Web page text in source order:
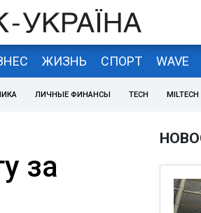
ЖИЗНЬ СПОРТ WAVE
ЛИЧНЫЕ ФИНАНСЫ TECH MILTECH
за